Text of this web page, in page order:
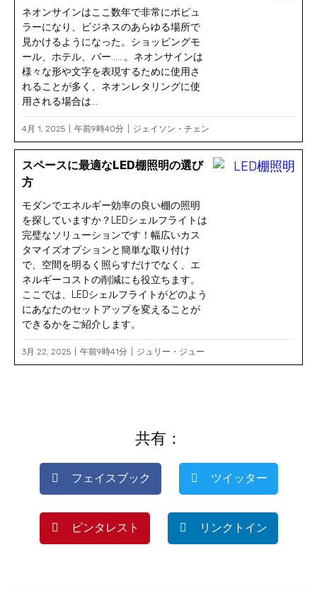
ネオンサインはここ数年で非常にポピュ
ラーになり、ビジネスのあらゆる場所で
見かけるようになった。ショッピングモ
ール、ホテル、バー......。ネオンサインは
様々な形や文字を表現するために使用さ
れることが多く、ネオンレタリングに使
用される場合は...
4月 1, 2025 午前9時40分 ジェイソン・チェン
スペースに最適なLED棚照明の選び
方
モダンでエネルギー効率の良い棚の照明
を探していますか？LEDシェルフライトは
完璧なソリューションです！幅広いカス
タマイズオプションと簡単な取り付け
で、空間を明るく照らすだけでなく、エ
ネルギーコストの削減にも役立ちます。
ここでは、LEDシェルフライトがどのよう
にあなたのセットアップを変えることが
できるかをご紹介します。
3月 22, 2025 午前9時41分 ジュリー・ジュー
共有：
フェイスブック ツイッター
ピンタレスト リンクトイン